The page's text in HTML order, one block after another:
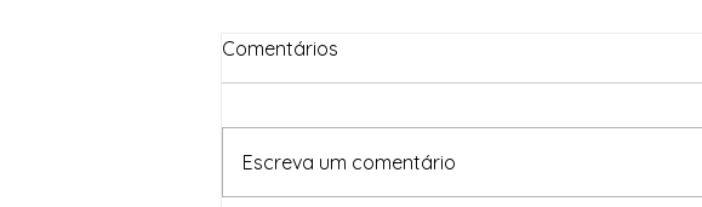
Comentários
Escreva um comentário